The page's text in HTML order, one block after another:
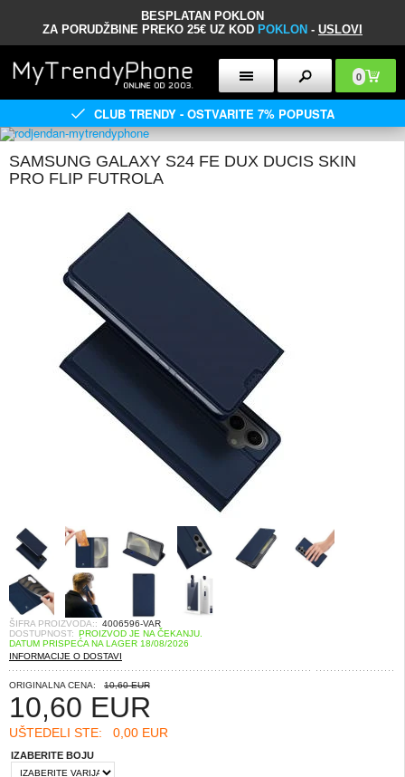
BESPLATAN POKLON
ZA PORUDŽBINE PREKO 25€ UZ KOD POKLON - USLOVI
0
CLUB TRENDY - OSTVARITE 7% POPUSTA
SAMSUNG GALAXY S24 FE DUX DUCIS SKIN
PRO FLIP FUTROLA
ŠIFRA PROIZVODA:: 4006596-VAR
DOSTUPNOST: PROIZVOD JE NA ČEKANJU.
DATUM PRISPEĆA NA LAGER 18/08/2026
INFORMACIJE O DOSTAVI
ORIGINALNA CENA: 10,60 EUR
10,60 EUR
UŠTEDELI STE: 0,00 EUR
IZABERITE BOJU